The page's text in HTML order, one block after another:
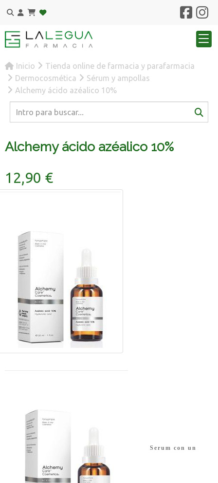
Inicio
Tienda online de farmacia y parafarmacia
Dermocosmética
Sérum y ampollas
Alchemy ácido azéalico 10%
Alchemy ácido azéalico 10%
12,90 €
Serum con un